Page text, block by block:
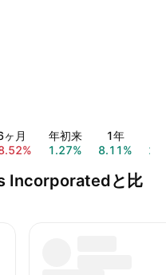
ヶ月
年初来
1.27%
1年
8.11%
Incorporatedと比